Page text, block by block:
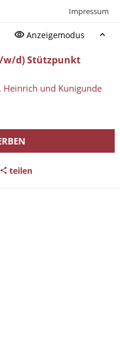
Impressum
Anzeigemodus
w/d) Stützpunkt
Heinrich und Kunigunde
teilen